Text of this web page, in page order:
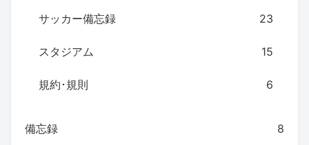
サッカー備忘録 23
スタジアム 15
規約･規則 6
備忘録 8